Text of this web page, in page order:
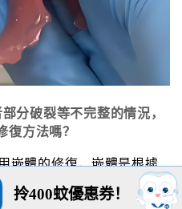
分破裂等不完整的情況，
復方法嗎？
嵌體的修復，嵌體是根據
應形狀的陶瓷，然後將該嵌
整個的修復過程。相較於瓷
拎400蚊優惠券！